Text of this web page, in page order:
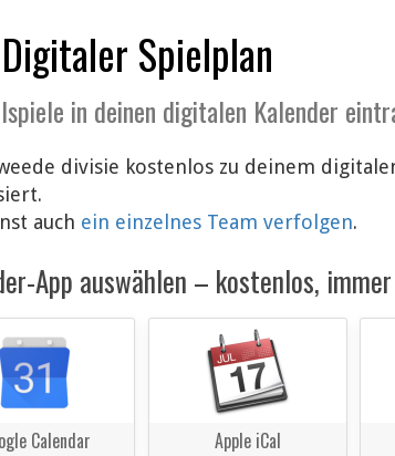
Digitaler Spielplan
in deinen digitalen Kalender
divisie kostenlos zu deinem
auch ein einzelnes Team verfolgen.
App auswählen – kostenlos,
Calendar Apple iCal